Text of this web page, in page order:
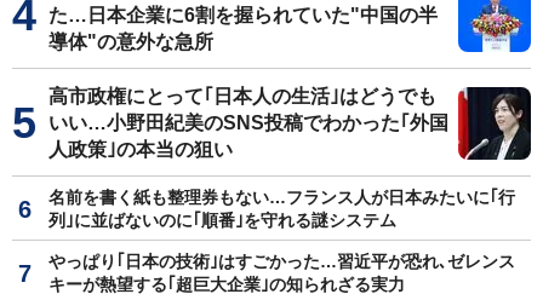
た…日本企業に6割を握られていた"中国の半
導体"の意外な急所
高市政権にとって｢日本人の生活｣はどうでも
いい…小野田紀美のSNS投稿でわかった｢外国
人政策｣の本当の狙い
名前を書く紙も整理券もない…フランス人が日本みたいに｢行
列｣に並ばないのに｢順番｣を守れる謎システム
やっぱり｢日本の技術｣はすごかった…習近平が恐れ､ゼレンス
キーが熱望する｢超巨大企業｣の知られざる実力